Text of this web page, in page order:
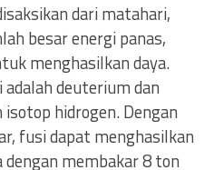
dari matahari,
besar energi panas,
menghasilkan daya.
deuterium dan
hidrogen. Dengan
fusi dapat menghasilkan
membakar 8 ton